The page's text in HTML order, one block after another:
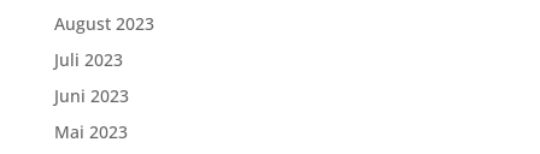
August 2023
Juli 2023
Juni 2023
Mai 2023